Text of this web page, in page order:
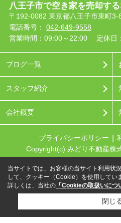
八王子市で空き家を売却す
〒192-0082 東京都八王子市東町3-
電話番号： 042-649-9558
営業時間：09:00～22:00
定休日
ブログ一覧
スタッフ紹介
会社概要
プライバシーポリシー
Copyright(c) みどり不動産株
当サイトでは、お客様の当サイト利用状
して、クッキー（Cookie）を使用してい
詳しくは、当社の 「Cookieの取扱いにつ
閉じ